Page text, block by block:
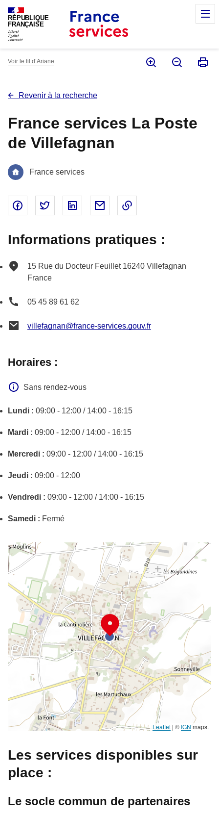
RÉPUBLIQUE
FRANÇAISE
Voir le fil d’Ariane
Revenir à la recherche
France services La Poste
de Villefagnan
France services
Partager sur Facebook - nouvelle fenêtre
Partager sur Twitter - nouvelle fenêtre
Partager sur Linked In - nouvelle
Partager par email - nouvelle
Informations pratiques :
15 Rue du Docteur Feuillet 16240 Villefagnan
France
05 45 89 61 62
villefagnan@france-services.gouv.fr
Horaires :
Sans rendez-vous
Lundi : 09:00 - 12:00 / 14:00 - 16:15
Mardi : 09:00 - 12:00 / 14:00 - 16:15
Mercredi : 09:00 - 12:00 / 14:00 - 16:15
Jeudi : 09:00 - 12:00
Vendredi : 09:00 - 12:00 / 14:00 - 16:15
Samedi : Fermé
Leaflet | © IGN maps.
Les services disponibles sur
place :
Le socle commun de partenaires